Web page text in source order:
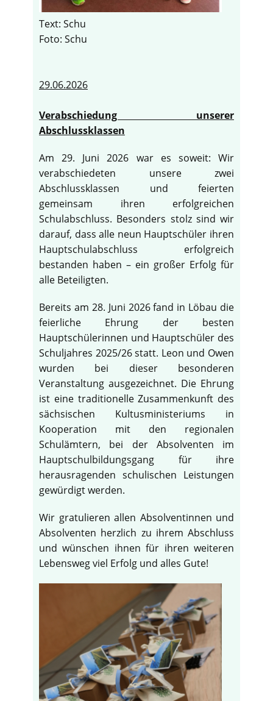
Text: Schu
Foto: Schu
29.06.2026
Verabschiedung unserer
Abschlussklassen
Am 29. Juni 2026 war es soweit: Wir
verabschiedeten unsere zwei
Abschlussklassen und feierten
gemeinsam ihren erfolgreichen
Schulabschluss. Besonders stolz sind wir
darauf, dass alle neun Hauptschüler ihren
Hauptschulabschluss erfolgreich
bestanden haben – ein großer Erfolg für
alle Beteiligten.
Bereits am 28. Juni 2026 fand in Löbau die
feierliche Ehrung der besten
Hauptschülerinnen und Hauptschüler des
Schuljahres 2025/26 statt. Leon und Owen
wurden bei dieser besonderen
Veranstaltung ausgezeichnet. Die Ehrung
ist eine traditionelle Zusammenkunft des
sächsischen Kultusministeriums in
Kooperation mit den regionalen
Schulämtern, bei der Absolventen im
Hauptschulbildungsgang für ihre
herausragenden schulischen Leistungen
gewürdigt werden.
Wir gratulieren allen Absolventinnen und
Absolventen herzlich zu ihrem Abschluss
und wünschen ihnen für ihren weiteren
Lebensweg viel Erfolg und alles Gute!